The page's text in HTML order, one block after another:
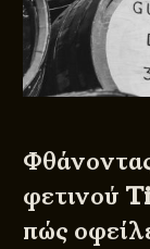
φετινού
πώς